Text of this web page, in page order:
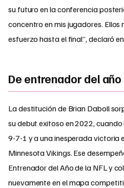
su futuro en la conferencia
concentro en mis jugadores. Ellos
esfuerzo hasta el final”, declaró
De entrenador del
La destitución de Brian Daboll
su debut exitoso en 2022,
9-7-1 y a una inesperada victoria
Minnesota Vikings. Ese
Entrenador del Año de la NFL y
nuevamente en el mapa